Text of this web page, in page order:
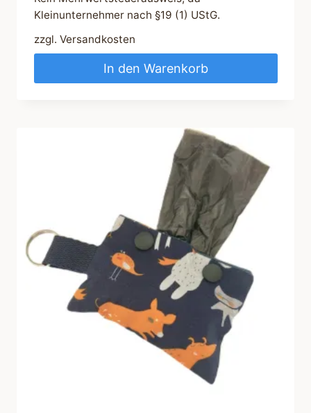
Kleinunternehmer nach §19 (1) UStG.
zzgl. Versandkosten
In den Warenkorb